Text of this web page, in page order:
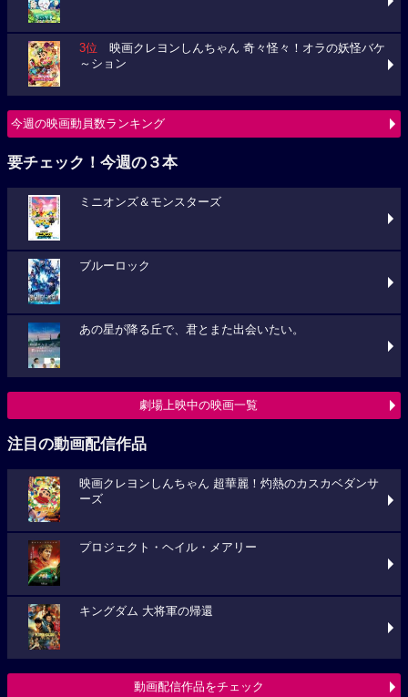
3位 映画クレヨンしんちゃん 奇々怪々！オラの妖怪バケ
～ション
今週の映画動員数ランキング
要チェック！今週の３本
ミニオンズ＆モンスターズ
ブルーロック
あの星が降る丘で、君とまた出会いたい。
劇場上映中の映画一覧
注目の動画配信作品
映画クレヨンしんちゃん 超華麗！灼熱のカスカベダンサ
ーズ
プロジェクト・ヘイル・メアリー
キングダム 大将軍の帰還
動画配信作品をチェック